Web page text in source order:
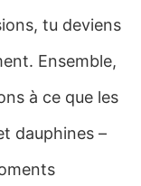
tu deviens
Ensemble,
à ce que les
dauphines –